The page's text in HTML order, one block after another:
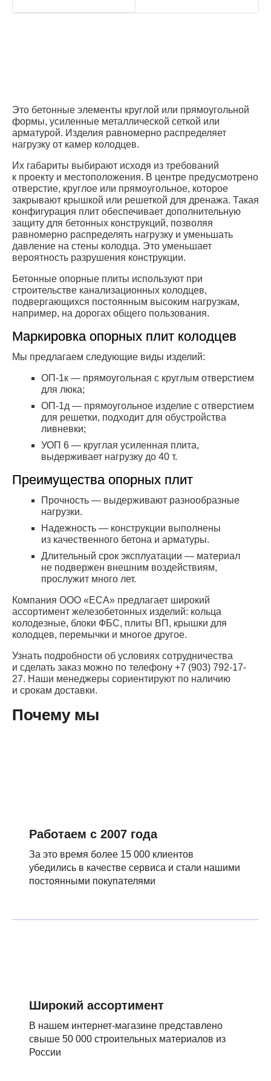
Это бетонные элементы круглой или прямоугольной
формы, усиленные металлической сеткой или
арматурой. Изделия равномерно распределяет
нагрузку от камер колодцев.
Их габариты выбирают исходя из требований
к проекту и местоположения. В центре предусмотрено
отверстие, круглое или прямоугольное, которое
закрывают крышкой или решеткой для дренажа. Такая
конфигурация плит обеспечивает дополнительную
защиту для бетонных конструкций, позволяя
равномерно распределять нагрузку и уменьшать
давление на стены колодца. Это уменьшает
вероятность разрушения конструкции.
Бетонные опорные плиты используют при
строительстве канализационных колодцев,
подвергающихся постоянным высоким нагрузкам,
например, на дорогах общего пользования.
Маркировка опорных плит колодцев
Мы предлагаем следующие виды изделий:
ОП-1к — прямоугольная с круглым отверстием
для люка;
ОП-1д — прямоугольное изделие с отверстием
для решетки, подходит для обустройства
ливневки;
УОП 6 — круглая усиленная плита,
выдерживает нагрузку до 40 т.
Преимущества опорных плит
Прочность — выдерживают разнообразные
нагрузки.
Надежность — конструкции выполнены
из качественного бетона и арматуры.
Длительный срок эксплуатации — материал
не подвержен внешним воздействиям,
прослужит много лет.
Компания ООО «ЕСА» предлагает широкий
ассортимент железобетонных изделий: кольца
колодезные, блоки ФБС, плиты ВП, крышки для
колодцев, перемычки и многое другое.
Узнать подробности об условиях сотрудничества
и сделать заказ можно по телефону +7 (903) 792-17-
27. Наши менеджеры сориентируют по наличию
и срокам доставки.
Почему мы
Работаем с 2007 года
За это время более 15 000 клиентов
убедились в качестве сервиса и стали нашими
постоянными покупателями
Широкий ассортимент
В нашем интернет-магазине представлено
свыше 50 000 строительных материалов из
России